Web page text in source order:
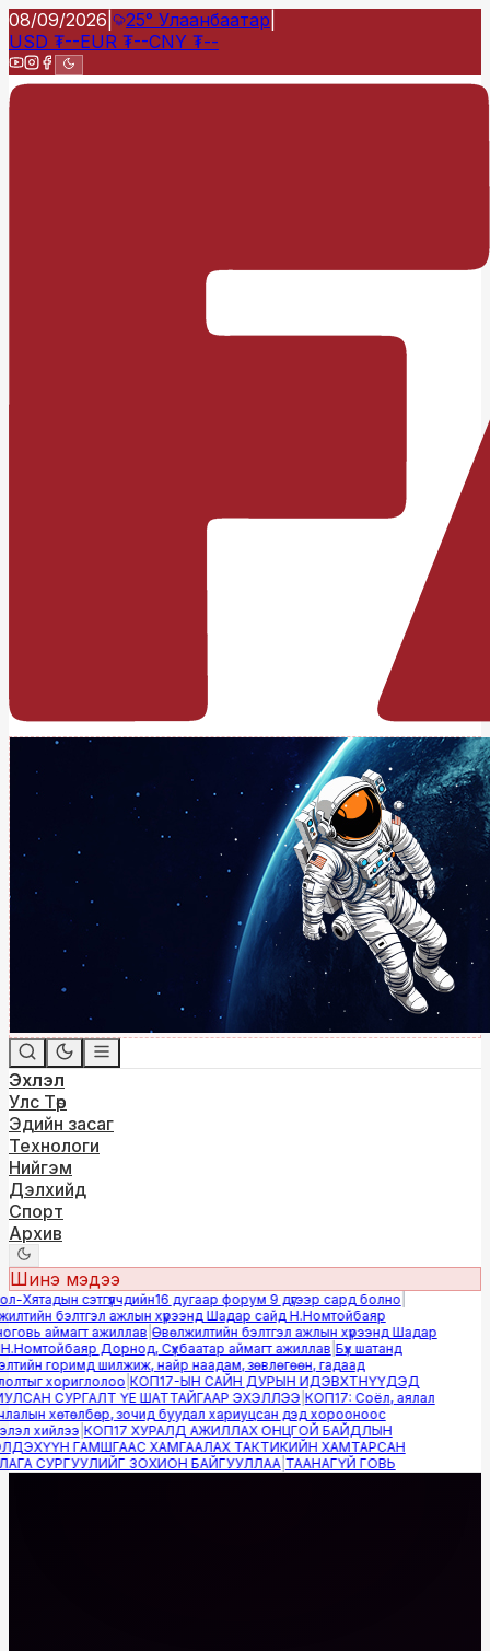
08/09/2026 25° Улаанбаатар
USD ₮--EUR ₮--CNY ₮--
Эхлэл
Улс Төр
Эдийн засаг
Технологи
Нийгэм
Дэлхийд
Спорт
Архив
Шинэ мэдээ
сэтгүүлчдийн16 дугаар форум 9 дүгээр сард болно|
бэлтгэл ажлын хүрээнд Шадар сайд Н.Номтойбаяр
аймагт ажиллав|Өвөлжилтийн бэлтгэл ажлын хүрээнд Шадар
Дорнод, Сүхбаатар аймагт ажиллав|Бүх шатанд
горимд шилжиж, найр наадам, зөвлөгөөн, гадаад
хориглолоо|КОП17-ЫН САЙН ДУРЫН ИДЭВХТНҮҮДЭД
СУРГАЛТ ҮЕ ШАТТАЙГААР ЭХЭЛЛЭЭ|КОП17: Соёл, аялал
хөтөлбөр, зочид буудал хариуцсан дэд хорооноос
хийлээ|КОП17 ХУРАЛД АЖИЛЛАХ ОНЦГОЙ БАЙДЛЫН
ГАМШГААС ХАМГААЛАХ ТАКТИКИЙН ХАМТАРСАН
СУРГУУЛИЙГ ЗОХИОН БАЙГУУЛЛАА|ТААНАГҮЙ ГОВЬ